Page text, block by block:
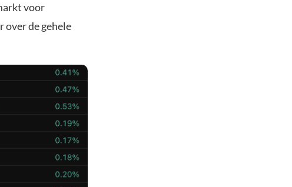
voor
over de gehele